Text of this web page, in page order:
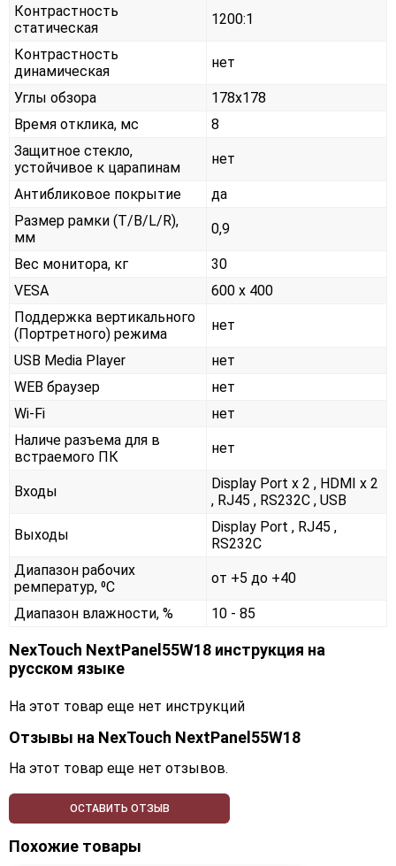
Контрастность
статическая
1200:1
Контрастность
динамическая
нет
Углы обзора
178x178
Время отклика, мс
8
Защитное стекло,
устойчивое к царапинам
нет
Антибликовое покрытие
да
Размер рамки (T/B/L/R),
мм
0,9
Вес монитора, кг
30
VESA
600 x 400
Поддержка вертикального
(Портретного) режима
нет
USB Media Player
нет
WEB браузер
нет
Wi-Fi
нет
Наличе разъема для в
встраемого ПК
нет
Входы
Display Port x 2 , HDMI x 2
, RJ45 , RS232С , USB
Выходы
Display Port , RJ45 ,
RS232С
Диапазон рабочих
ремператур, ⁰С
от +5 до +40
Диапазон влажности, % 10 - 85
NexTouch NextPanel55W18 инструкция на
русском языке
На этот товар еще нет инструкций
Отзывы на NexTouch NextPanel55W18
На этот товар еще нет отзывов.
ОСТАВИТЬ ОТЗЫВ
Похожие товары